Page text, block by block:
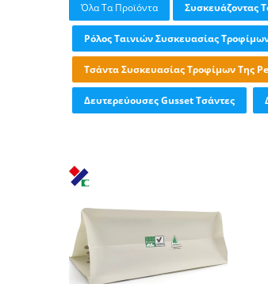
Όλα Τα Προϊόντα Συσκευάζοντας
Ρόλος Ταινιών Συσκευασίας
Τσάντα Συσκευασίας Τροφίμων Της
Δευτερεύουσες Gusset Τσάντες